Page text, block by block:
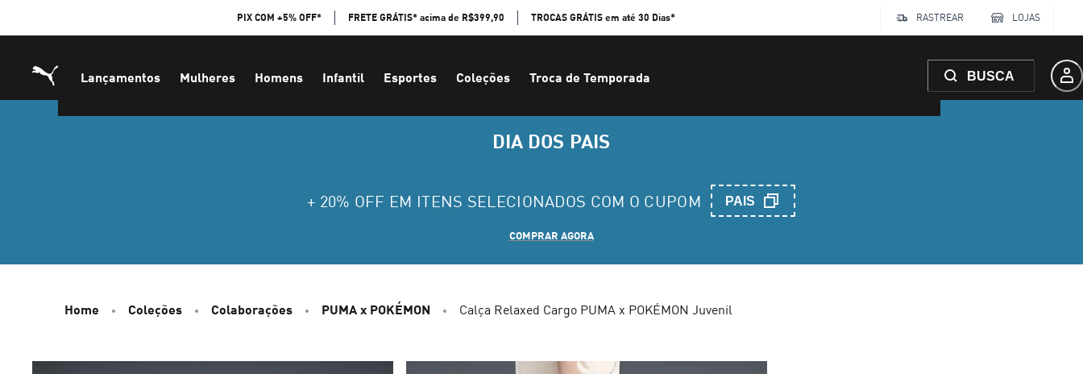
PIX COM +5% OFF* FRETE GRÁTIS* acima de R$399,90 TROCAS GRÁTIS em até 30 Dias* RASTREAR LOJAS
Lançamentos Mulheres Homens Infantil Esportes Coleções Troca de Temporada BUSCA
DIA DOS PAIS
+ 20% OFF EM ITENS SELECIONADOS COM O CUPOM PAIS
COMPRAR AGORA
Home Coleções Colaborações PUMA x POKÉMON Calça Relaxed Cargo PUMA x POKÉMON Juvenil